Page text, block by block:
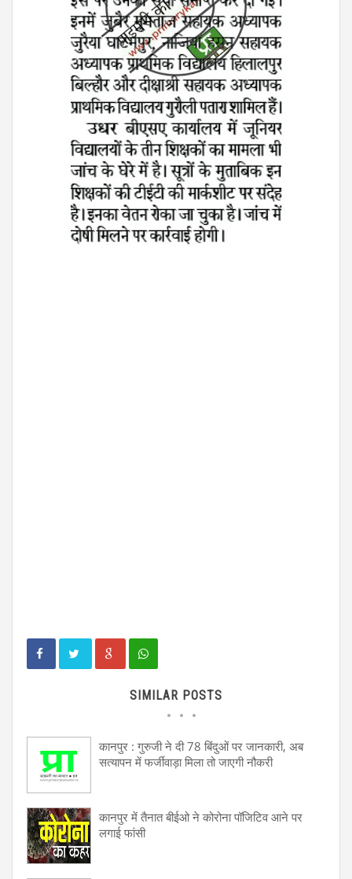
SIMILAR POSTS
कानपुर : गुरुजी ने दी 78 बिंदुओं पर जानकारी, अब
सत्यापन में फर्जीवाड़ा मिला तो जाएगी नौकरी
कानपुर में तैनात बीईओ ने कोरोना पॉजिटिव आने पर
लगाई फांसी